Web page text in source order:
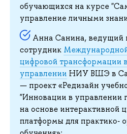
обучающихся на курсе
управление личными
Анна Санина, ведущий
сотрудник
цифровой трансформации
управлении НИУ ВШЭ в
— проект «Редизайн
"Инновации в управлении
на основе интерактивной
платформы для практико-